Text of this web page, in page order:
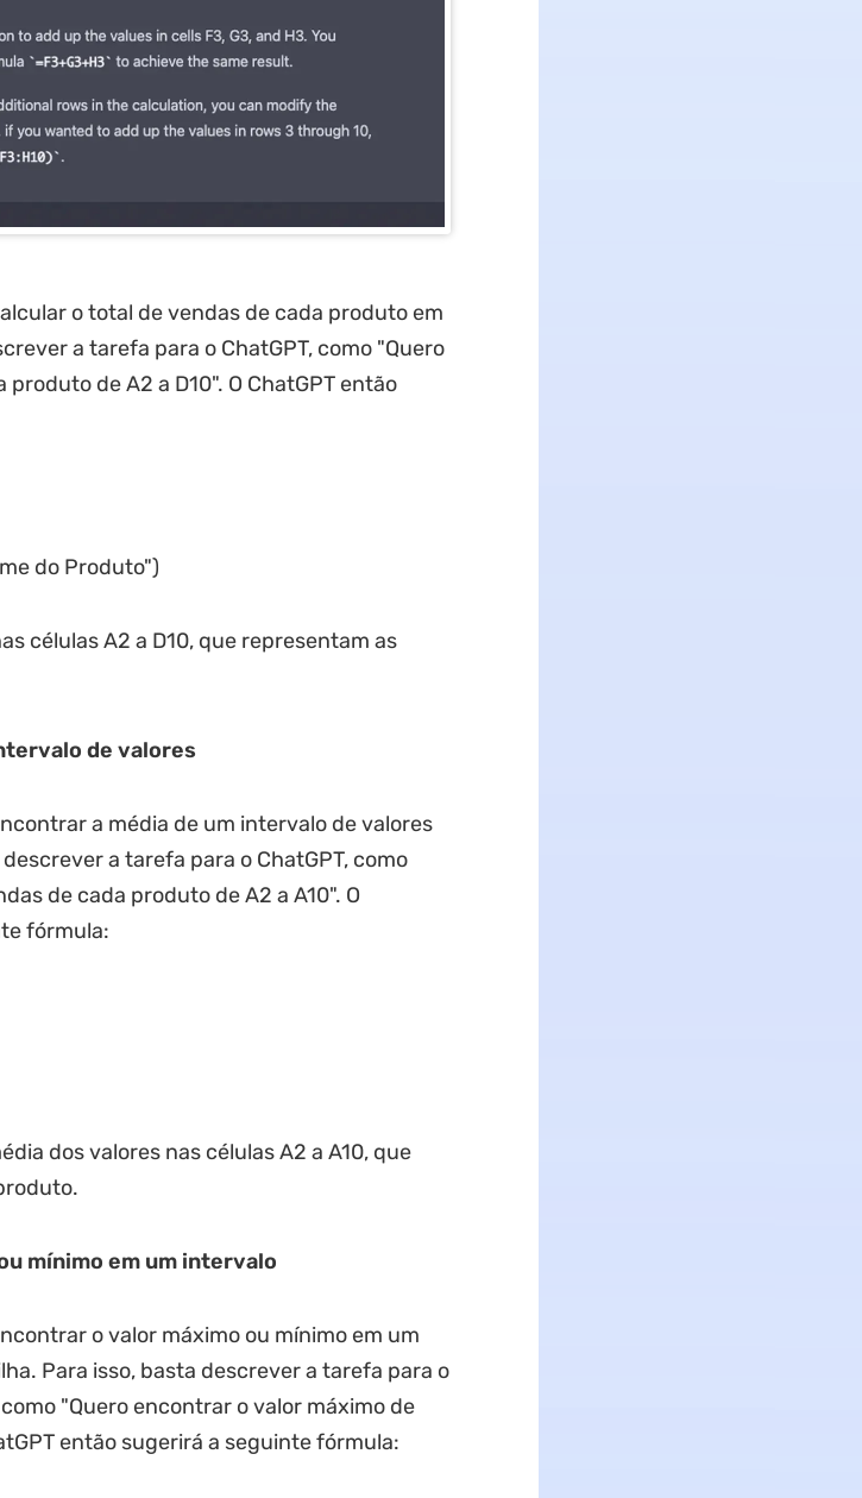
o total de vendas de cada produto em
a tarefa para o ChatGPT, como "Quero
de A2 a D10". O ChatGPT então
do Produto")
células A2 a D10, que representam as
de valores
a média de um intervalo de valores
a tarefa para o ChatGPT, como
de cada produto de A2 a A10". O
fórmula:
dos valores nas células A2 a A10, que
mínimo em um intervalo
o valor máximo ou mínimo em um
Para isso, basta descrever a tarefa para o
"Quero encontrar o valor máximo de
então sugerirá a seguinte fórmula: